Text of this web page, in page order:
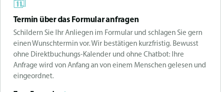
Termin über das Formular anfragen
Schildern Sie Ihr Anliegen im Formular und schlagen Sie gern
einen Wunschtermin vor. Wir bestätigen kurzfristig. Bewusst
ohne Direktbuchungs-Kalender und ohne Chatbot: Ihre
Anfrage wird von Anfang an von einem Menschen gelesen und
eingeordnet.